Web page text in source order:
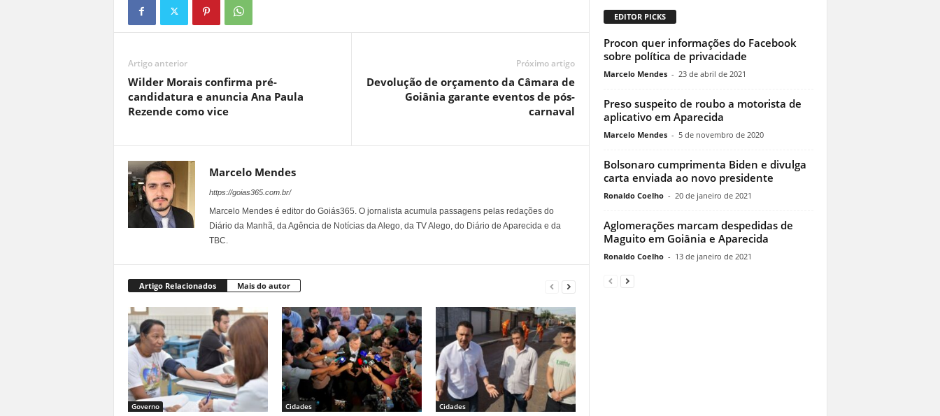
Artigo anterior
Wilder Morais confirma pré-
candidatura e anuncia Ana Paula
Rezende como vice
Próximo artigo
Devolução de orçamento da Câmara de
Goiânia garante eventos de pós-
carnaval
Marcelo Mendes
https://goias365.com.br/
Marcelo Mendes é editor do Goiás365. O jornalista acumula passagens pelas redações do
Diário da Manhã, da Agência de Notícias da Alego, da TV Alego, do Diário de Aparecida e da
TBC.
Artigo Relacionados Mais do autor
Governo Cidades Cidades
EDITOR PICKS
Procon quer informações do Facebook
sobre política de privacidade
Marcelo Mendes - 23 de abril de 2021
Preso suspeito de roubo a motorista de
aplicativo em Aparecida
Marcelo Mendes - 5 de novembro de 2020
Bolsonaro cumprimenta Biden e divulga
carta enviada ao novo presidente
Ronaldo Coelho - 20 de janeiro de 2021
Aglomerações marcam despedidas de
Maguito em Goiânia e Aparecida
Ronaldo Coelho - 13 de janeiro de 2021